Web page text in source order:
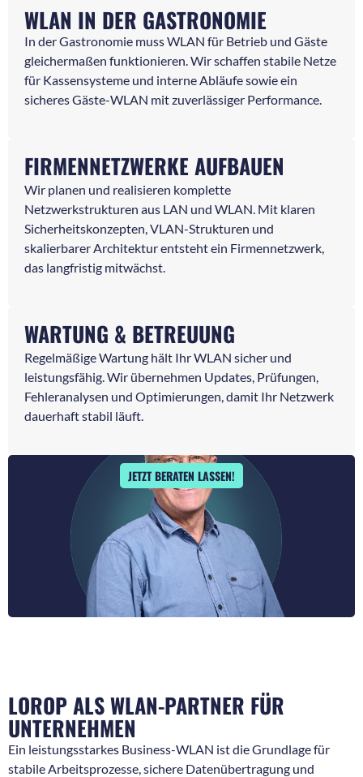
WLAN IN DER GASTRONOMIE
In der Gastronomie muss WLAN für Betrieb und Gäste
gleichermaßen funktionieren. Wir schaffen stabile Netze
für Kassensysteme und interne Abläufe sowie ein
sicheres Gäste-WLAN mit zuverlässiger Performance.
FIRMENNETZWERKE AUFBAUEN
Wir planen und realisieren komplette
Netzwerkstrukturen aus LAN und WLAN. Mit klaren
Sicherheitskonzepten, VLAN-Strukturen und
skalierbarer Architektur entsteht ein Firmennetzwerk,
das langfristig mitwächst.
WARTUNG & BETREUUNG
Regelmäßige Wartung hält Ihr WLAN sicher und
leistungsfähig. Wir übernehmen Updates, Prüfungen,
Fehleranalysen und Optimierungen, damit Ihr Netzwerk
dauerhaft stabil läuft.
JETZT BERATEN LASSEN!
LOROP ALS WLAN-PARTNER FÜR
UNTERNEHMEN
Ein leistungsstarkes Business-WLAN ist die Grundlage für
stabile Arbeitsprozesse, sichere Datenübertragung und